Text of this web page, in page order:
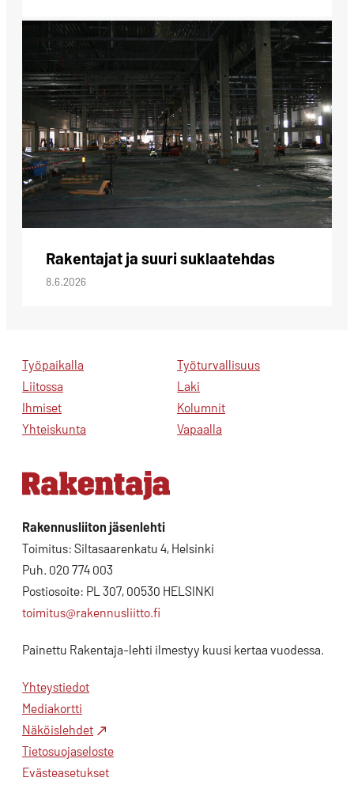
Rakentajat ja suuri suklaatehdas
8.6.2026
Työpaikalla
Liitossa
Ihmiset
Yhteiskunta
Työturvallisuus
Laki
Kolumnit
Vapaalla
Rakennusliiton jäsenlehti
Toimitus: Siltasaarenkatu 4, Helsinki
Puh. 020 774 003
Postiosoite: PL 307, 00530 HELSINKI
toimitus@rakennusliitto.fi
Painettu Rakentaja-lehti ilmestyy kuusi kertaa vuodessa.
Yhteystiedot
Mediakortti
Näköislehdet
Tietosuojaseloste
Evästeasetukset